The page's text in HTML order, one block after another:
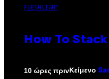
FLESHLIGHT
How To
10 ώρες πρινΚείμενο